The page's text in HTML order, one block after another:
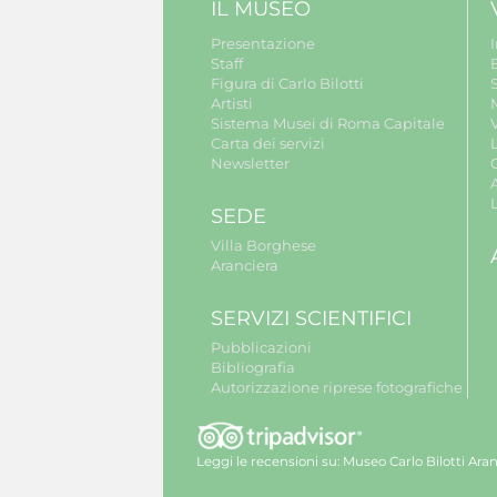
IL MUSEO
Presentazione
Staff
Figura di Carlo Bilotti
Artisti
Sistema Musei di Roma Capitale
Carta dei servizi
Newsletter
SEDE
Villa Borghese
Aranciera
SERVIZI SCIENTIFICI
Pubblicazioni
Bibliografia
Autorizzazione riprese fotografiche
Leggi le recensioni su: Museo Carlo Bilotti